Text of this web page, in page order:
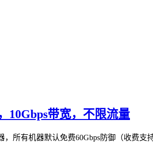
10Gbps带宽，不限流量
所有机器默认免费60Gbps防御（收费支